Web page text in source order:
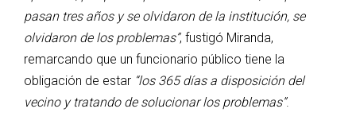
pasan tres años y se olvidaron de la institución, se
olvidaron de los problemas”, fustigó Miranda,
remarcando que un funcionario público tiene la
obligación de estar “los 365 días a disposición del
vecino y tratando de solucionar los problemas”.